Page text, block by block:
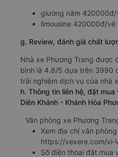
giường nằm 420000đ/
limousine 420000đ/vé
g. Review, đánh giá chất
Nhà xe Phương Trang được
bình là 4.8/5 dựa trên 3990
trải nghiệm dịch vụ của nhà
h. Thông tin liên hệ, đặt
Diên Khánh - Khánh Hòa
Văn phòng xe Phương
Xem địa chỉ văn
https://vexere.com/vi-
Số điện thoại đặt mua